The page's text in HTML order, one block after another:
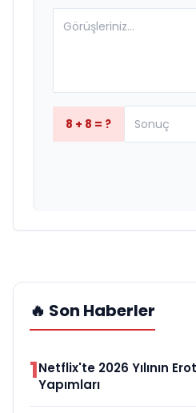
8 + 8 = ?
🔥 Son Haberler
1Netflix'te 2026 Yılının
Yapımları